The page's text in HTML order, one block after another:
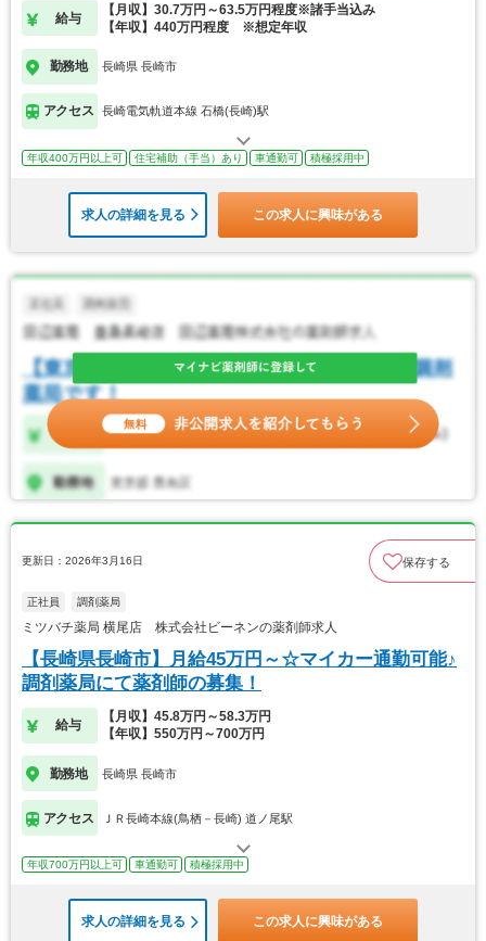
給与
【月収】30.7万円～63.5万円程度※諸手当込み
【年収】440万円程度 ※想定年収
勤務地 長崎県 長崎市
アクセス 長崎電気軌道本線 石橋(長崎)駅
年収400万円以上可 住宅補助（手当）あり 車通勤可 積極採用中
求人の詳細を見る この求人に興味がある
更新日：2026年3月16日 保存する
正社員 調剤薬局
ミツバチ薬局 横尾店 株式会社ビーネンの薬剤師求人
【長崎県長崎市】月給45万円～☆マイカー通勤可能♪
調剤薬局にて薬剤師の募集！
給与
【月収】45.8万円～58.3万円
【年収】550万円～700万円
勤務地 長崎県 長崎市
アクセス ＪＲ長崎本線(鳥栖－長崎) 道ノ尾駅
年収700万円以上可 車通勤可 積極採用中
求人の詳細を見る この求人に興味がある